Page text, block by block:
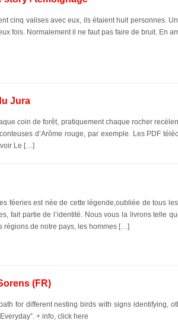
cinq valises avec eux, ils étaient huit personnes.
fois. Normalement il ne faut pas faire de bruit. En
Jura
coin de forêt, pratiquement chaque rocher
d’Arôme rouge, par exemple. Les PDF
Le […]
féeries est née de cette légende,oubliée de tous
fait partie de l’identité. Nous vous la livrons telle
régions de notre pays, les hommes […]
(FR)
for different nesting birds with signs identifying,
+ info, click here